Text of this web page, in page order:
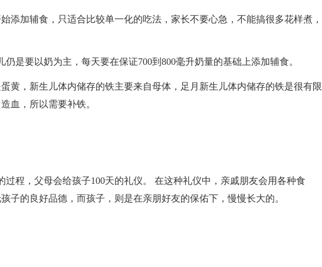
添加辅食，只适合比较单一化的吃法，家长不要心急，不能搞很多花样煮，
仍是要以奶为主，每天要在保证700到800毫升奶量的基础上添加辅食。
黄，新生儿体内储存的铁主要来自母体，足月新生儿体内储存的铁是很有限
血，所以需要补铁。
过程，父母会给孩子100天的礼仪。 在这种礼仪中，亲戚朋友会用各种食
子的良好品德，而孩子，则是在亲朋好友的保佑下，慢慢长大的。